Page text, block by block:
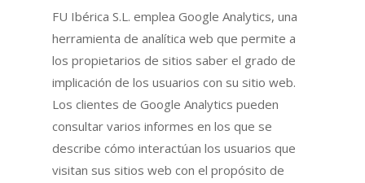
FU Ibérica S.L. emplea Google Analytics, una
herramienta de analítica web que permite a
los propietarios de sitios saber el grado de
implicación de los usuarios con su sitio web.
Los clientes de Google Analytics pueden
consultar varios informes en los que se
describe cómo interactúan los usuarios que
visitan sus sitios web con el propósito de